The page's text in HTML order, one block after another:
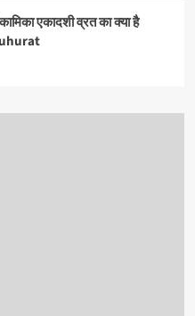
एकादशी व्रत का क्या है